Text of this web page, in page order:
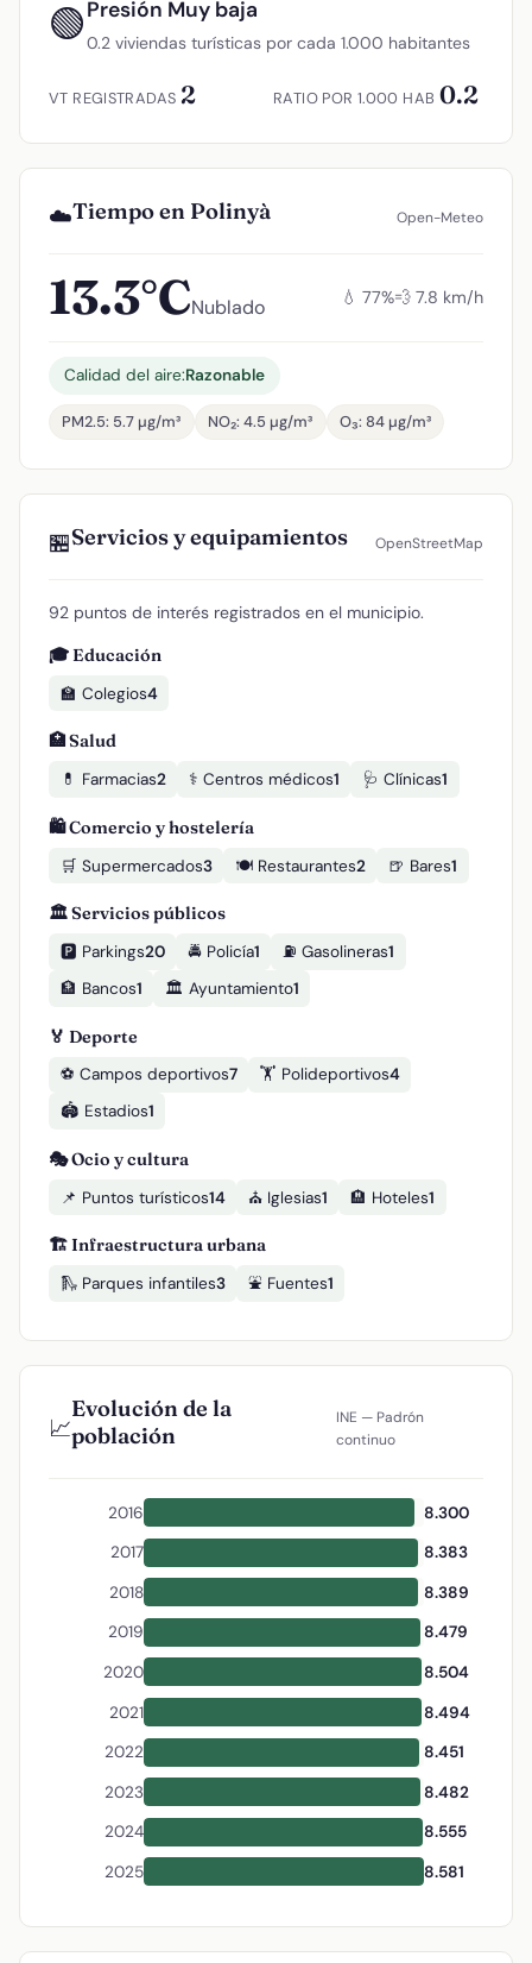
🟢Presión Muy baja
0.2 viviendas turísticas por cada 1.000 habitantes
VT REGISTRADAS 2 RATIO POR 1.000 HAB 0.2
☁️Tiempo en Polinyà Open-Meteo
13.3°CNublado 💧 77%💨 7.8 km/h
Calidad del aire:Razonable
PM2.5: 5.7 µg/m³ NO₂: 4.5 µg/m³ O₃: 84 µg/m³
🏪Servicios y equipamientos OpenStreetMap
92 puntos de interés registrados en el municipio.
🎓 Educación
🏫 Colegios4
🏥 Salud
💊 Farmacias2 ⚕️ Centros médicos1 🩺 Clínicas1
🛍️ Comercio y hostelería
🛒 Supermercados3 🍽️ Restaurantes2 🍺 Bares1
🏛️ Servicios públicos
🅿️ Parkings20 🚔 Policía1 ⛽ Gasolineras1
🏦 Bancos1 🏛️ Ayuntamiento1
🏅 Deporte
⚽ Campos deportivos7 🏋️ Polideportivos4
🏟️ Estadios1
🎭 Ocio y cultura
📌 Puntos turísticos14 ⛪ Iglesias1 🏨 Hoteles1
🏗️ Infraestructura urbana
🛝 Parques infantiles3 ⛲ Fuentes1
📈
Evolución de la
población
INE — Padrón
continuo
2016
8.300
2017
8.383
2018
8.389
2019
8.479
2020
8.504
2021
8.494
2022
8.451
2023
8.482
2024
8.555
2025
8.581